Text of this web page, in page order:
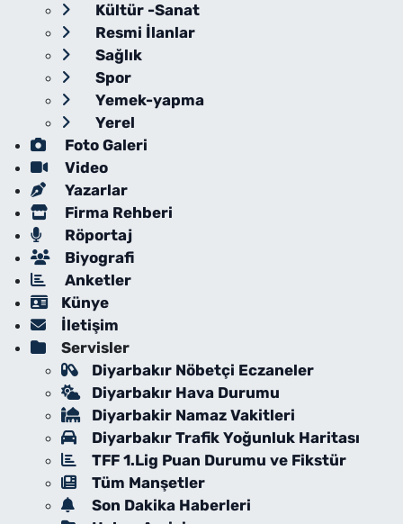
Kültür -Sanat
Resmi İlanlar
Sağlık
Spor
Yemek-yapma
Yerel
Foto Galeri
Video
Yazarlar
Firma Rehberi
Röportaj
Biyografi
Anketler
Künye
İletişim
Servisler
Diyarbakır Nöbetçi Eczaneler
Diyarbakır Hava Durumu
Diyarbakir Namaz Vakitleri
Diyarbakır Trafik Yoğunluk Haritası
TFF 1.Lig Puan Durumu ve Fikstür
Tüm Manşetler
Son Dakika Haberleri